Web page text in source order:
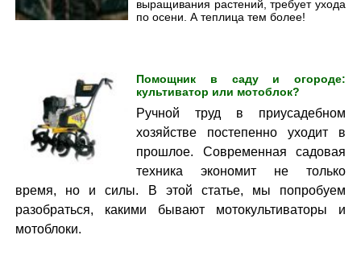
выращивания растений, требует ухода
по осени. А теплица тем более!
Помощник в саду и огороде:
культиватор или мотоблок?
Ручной труд в приусадебном
хозяйстве постепенно уходит в
прошлое. Современная садовая
техника экономит не только
время, но и силы. В этой статье, мы попробуем
разобраться, какими бывают мотокультиваторы и
мотоблоки.